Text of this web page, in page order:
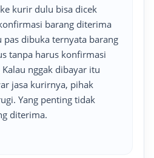
kurir dulu bisa dicek
barang diterima
pas dibuka ternyata barang
tanpa harus konfirmasi
nggak dibayar itu
jasa kurirnya, pihak
Yang penting tidak
diterima.